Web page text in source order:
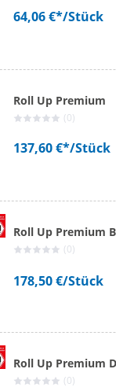
64,06 €*/Stück
Roll Up Premium
(0)
137,60 €*/Stück
Roll Up Premium
(0)
178,50 €/Stück
Roll Up Premium
(0)